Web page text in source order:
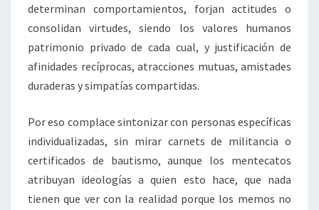
determinan comportamientos, forjan actitudes o
consolidan virtudes, siendo los valores humanos
patrimonio privado de cada cual, y justificación de
afinidades recíprocas, atracciones mutuas, amistades
duraderas y simpatías compartidas.
Por eso complace sintonizar con personas específicas
individualizadas, sin mirar carnets de militancia o
certificados de bautismo, aunque los mentecatos
atribuyan ideologías a quien esto hace, que nada
tienen que ver con la realidad porque los memos no